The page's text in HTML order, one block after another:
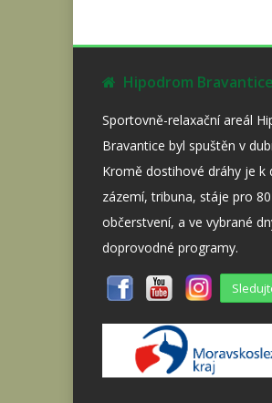
Hipodrom Bravantice
Sportovně-relaxační areál
Bravantice byl spuštěn v
Kromě dostihové dráhy je k
zázemí, tribuna, stáje pro
občerstvení, a ve vybrané
doprovodné programy.